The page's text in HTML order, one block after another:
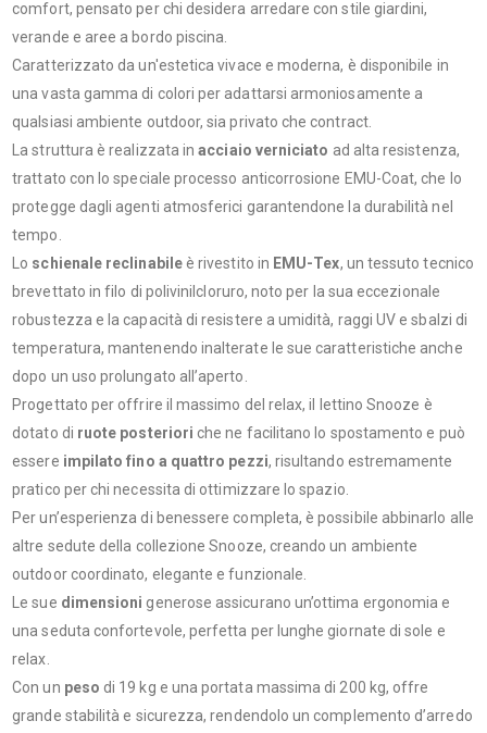
comfort, pensato per chi desidera arredare con stile giardini,
verande e aree a bordo piscina.
Caratterizzato da un'estetica vivace e moderna, è disponibile in
una vasta gamma di colori per adattarsi armoniosamente a
qualsiasi ambiente outdoor, sia privato che contract.
La struttura è realizzata inacciaio verniciato ad alta resistenza,
trattato con lo speciale processo anticorrosione EMU-Coat, che lo
protegge dagli agenti atmosferici garantendone la durabilità nel
tempo.
Lo schienale reclinabileè rivestito in EMU-Tex, un tessuto tecnico
brevettato in filo di polivinilcloruro, noto per la sua eccezionale
robustezza e la capacità di resistere a umidità, raggi UV e sbalzi di
temperatura, mantenendo inalterate le sue caratteristiche anche
dopo un uso prolungato all’aperto.
Progettato per offrire il massimo del relax, il lettino Snooze è
dotato di ruote posteriori che ne facilitano lo spostamento e può
essere impilato fino a quattro pezzi, risultando estremamente
pratico per chi necessita di ottimizzare lo spazio.
Per un’esperienza di benessere completa, è possibile abbinarlo alle
altre sedute della collezione Snooze, creando un ambiente
outdoor coordinato, elegante e funzionale.
Le sue dimensioni generose assicurano un’ottima ergonomia e
una seduta confortevole, perfetta per lunghe giornate di sole e
relax.
Con un peso di 19 kg e una portata massima di 200 kg, offre
grande stabilità e sicurezza, rendendolo un complemento d’arredo